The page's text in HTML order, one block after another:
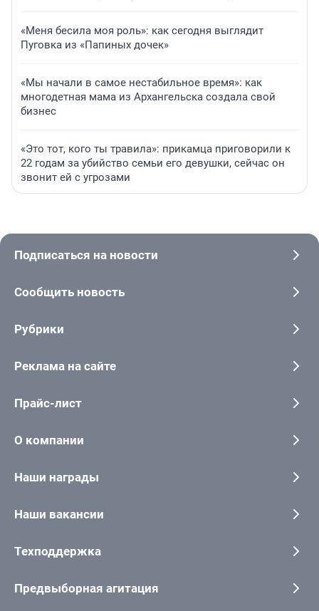
«Меня бесила моя роль»: как сегодня выглядит
Пуговка из «Папиных дочек»
«Мы начали в самое нестабильное время»: как
многодетная мама из Архангельска создала свой
бизнес
«Это тот, кого ты травила»: прикамца приговорили к
22 годам за убийство семьи его девушки, сейчас он
звонит ей с угрозами
Подписаться на новости
Сообщить новость
Рубрики
Реклама на сайте
Прайс-лист
О компании
Наши награды
Наши вакансии
Техподдержка
Предвыборная агитация